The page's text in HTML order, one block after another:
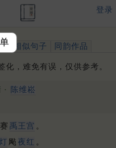
登录
相似句子 同韵作品
化，难免有误，仅供参考。
· 陈维崧
禹王宫 。
飐 夜红 。